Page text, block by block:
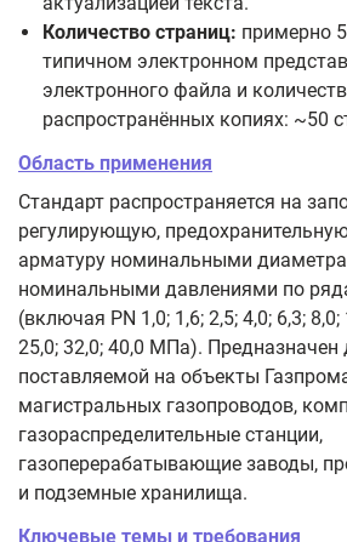
Количество страниц: примерно
типичном электронном
электронного файла и
распространённых копиях: ~50
Область применения
Стандарт распространяется на
регулирующую,
арматуру номинальными
номинальными давлениями по
(включая PN 1,0; 1,6; 2,5; 4,0; 6,3; 8,0;
25,0; 32,0; 40,0 МПа).
поставляемой на объекты
магистральных газопроводов,
газораспределительные станции,
газоперерабатывающие заводы,
и подземные хранилища.
Ключевые темы и требования